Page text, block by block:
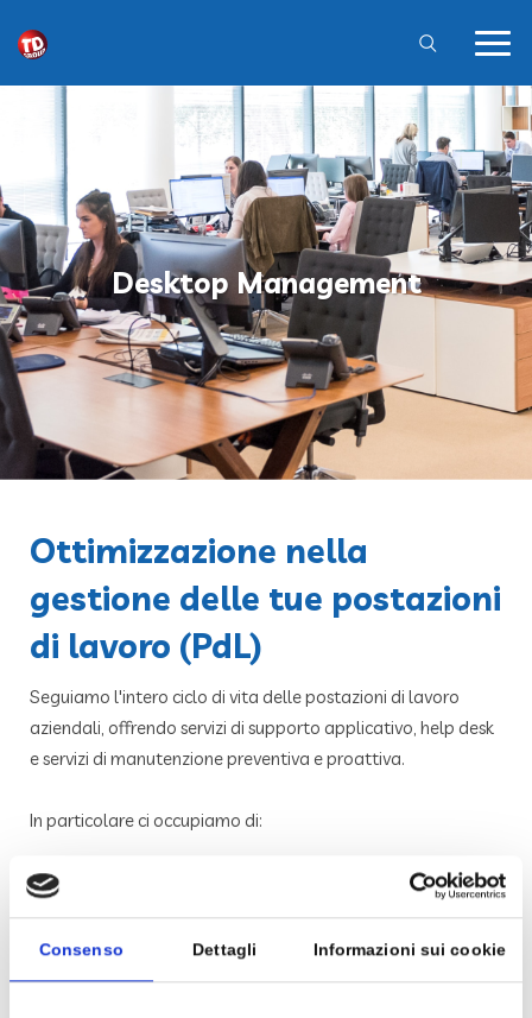
Consenso Dettagli Informazioni sui cookie
Desktop Management
Ottimizzazione nella
gestione delle tue postazioni
di lavoro (PdL)
Seguiamo l'intero ciclo di vita delle postazioni di lavoro
aziendali, offrendo servizi di supporto applicativo, help desk
e servizi di manutenzione preventiva e proattiva.
In particolare ci occupiamo di:
SLA management
Asset Management
Proactive Maintenance